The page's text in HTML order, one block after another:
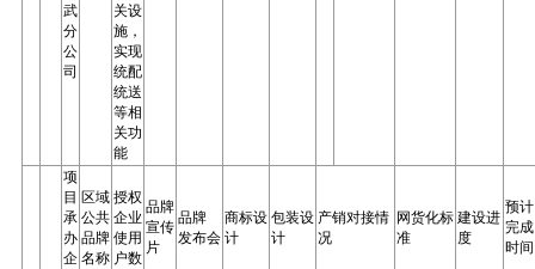
武
分
公
司
关设
施，
实现
统配
统送
等相
关功
能
项
目
承
办
企
区域
公共
品牌
名称
授权
企业
使用
户数
品牌
宣传
片
品牌
发布会
商标设
计
包装设
计
产销对接情
况
网货化标
准
建设进
度
预计
完成
时间